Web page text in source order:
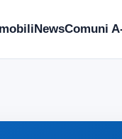
NewsComuni